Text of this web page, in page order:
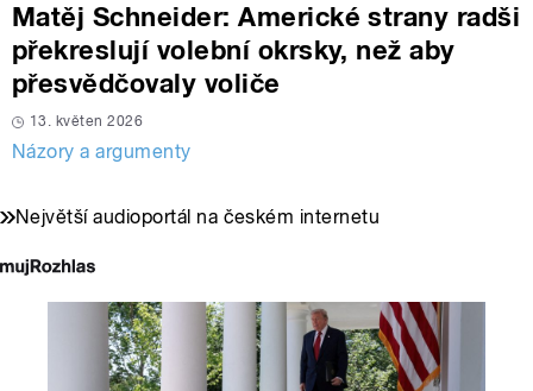
Matěj Schneider: Americké strany radši
překreslují volební okrsky, než aby
přesvědčovaly voliče
13. květen 2026
Názory a argumenty
Největší audioportál na českém internetu